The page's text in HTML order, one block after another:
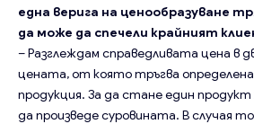
една верига на ценообразуване
да може да спечели крайният
– Разглеждам справедливата цена в
цената, от която тръгва
продукция. За да стане един продукт
да произведе суровината. В случая